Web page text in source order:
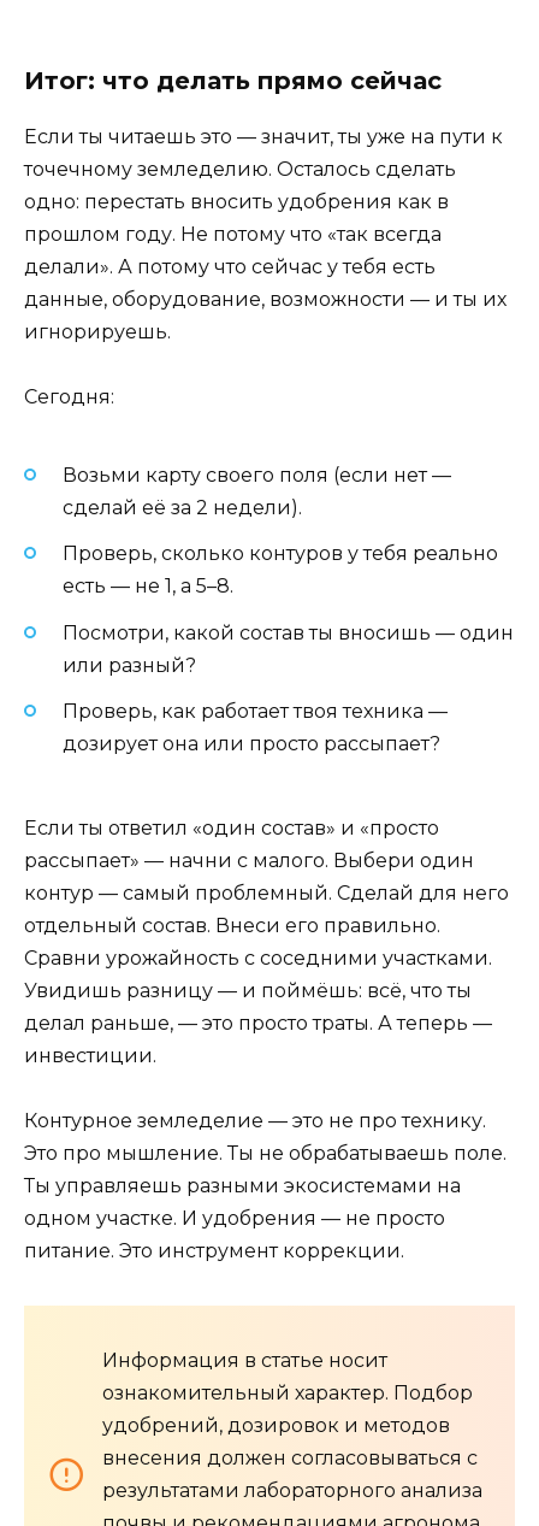
Итог: что делать прямо сейчас
Если ты читаешь это — значит, ты уже на пути к
точечному земледелию. Осталось сделать
одно: перестать вносить удобрения как в
прошлом году. Не потому что «так всегда
делали». А потому что сейчас у тебя есть
данные, оборудование, возможности — и ты их
игнорируешь.
Сегодня:
Возьми карту своего поля (если нет —
сделай её за 2 недели).
Проверь, сколько контуров у тебя реально
есть — не 1, а 5–8.
Посмотри, какой состав ты вносишь — один
или разный?
Проверь, как работает твоя техника —
дозирует она или просто рассыпает?
Если ты ответил «один состав» и «просто
рассыпает» — начни с малого. Выбери один
контур — самый проблемный. Сделай для него
отдельный состав. Внеси его правильно.
Сравни урожайность с соседними участками.
Увидишь разницу — и поймёшь: всё, что ты
делал раньше, — это просто траты. А теперь —
инвестиции.
Контурное земледелие — это не про технику.
Это про мышление. Ты не обрабатываешь поле.
Ты управляешь разными экосистемами на
одном участке. И удобрения — не просто
питание. Это инструмент коррекции.
Информация в статье носит
ознакомительный характер. Подбор
удобрений, дозировок и методов
внесения должен согласовываться с
результатами лабораторного анализа